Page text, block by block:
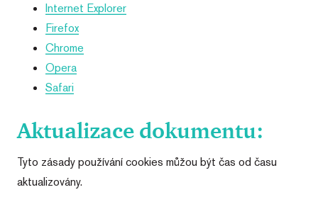
Internet Explorer
Firefox
Chrome
Opera
Safari
Aktualizace dokumentu:
Tyto zásady používání cookies můžou být čas od času
aktualizovány.